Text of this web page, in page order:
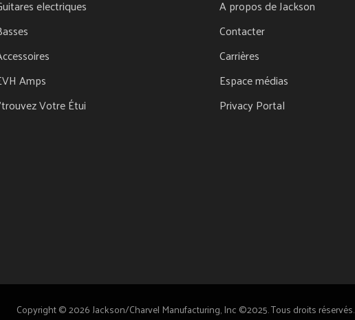
electriques
Amps
Votre Étui
A propos de Jackson
Contacter
Carrières
Espace médias
Privacy Portal
Copyright © 2026 Jackson/Charvel Manufacturing, Inc ©2025. Tous droits réservés.